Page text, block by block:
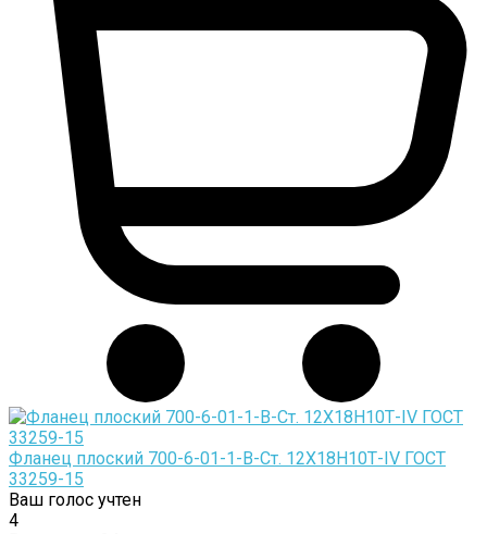
Фланец плоский 700-6-01-1-B-Cт. 12Х18Н10Т-IV ГОСТ
33259-15
Ваш голос учтен
4